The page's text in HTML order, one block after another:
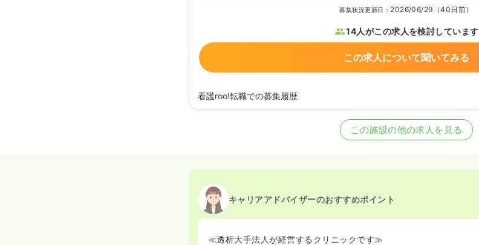
募集状況更新日： 2026/06/29（40日前）
14人がこの求人を検討しています
この求人について聞いてみる
看護roo!転職での募集履歴
この施設の他の求人を見る
キャリアアドバイザーのおすすめポイント
≪透析大手法人が経営するクリニックです≫